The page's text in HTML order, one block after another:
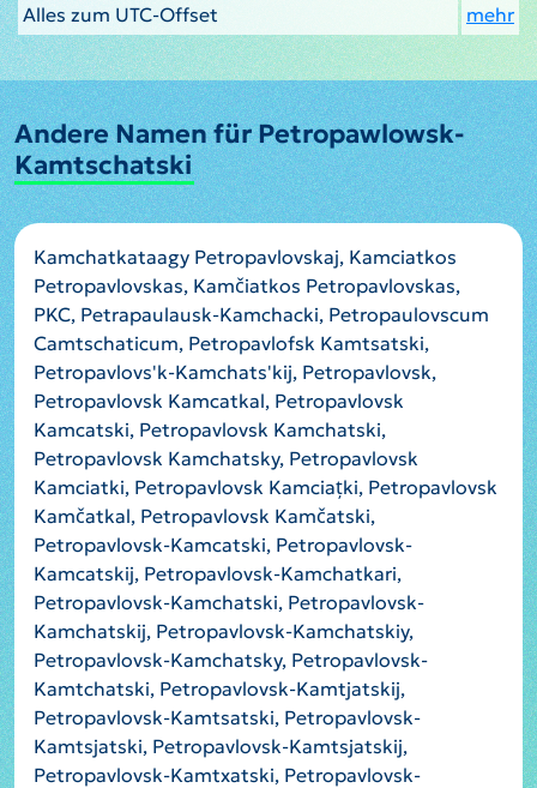
Alles zum UTC-Offset mehr
Andere Namen für Petropawlowsk-
Kamtschatski
Kamchatkataagy Petropavlovskaj, Kamciatkos
Petropavlovskas, Kamčiatkos Petropavlovskas,
PKC, Petrapaulausk-Kamchacki, Petropaulovscum
Camtschaticum, Petropavlofsk Kamtsatski,
Petropavlovs'k-Kamchats'kij, Petropavlovsk,
Petropavlovsk Kamcatkal, Petropavlovsk
Kamcatski, Petropavlovsk Kamchatski,
Petropavlovsk Kamchatsky, Petropavlovsk
Kamciatki, Petropavlovsk Kamciațki, Petropavlovsk
Kamčatkal, Petropavlovsk Kamčatski,
Petropavlovsk-Kamcatski, Petropavlovsk-
Kamcatskij, Petropavlovsk-Kamchatkari,
Petropavlovsk-Kamchatski, Petropavlovsk-
Kamchatskij, Petropavlovsk-Kamchatskiy,
Petropavlovsk-Kamchatsky, Petropavlovsk-
Kamtchatski, Petropavlovsk-Kamtjatskij,
Petropavlovsk-Kamtsatski, Petropavlovsk-
Kamtsjatski, Petropavlovsk-Kamtsjatskij,
Petropavlovsk-Kamtxatski, Petropavlovsk-